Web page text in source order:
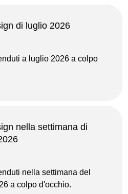
di luglio 2026
a luglio 2026 a colpo
nella settimana di
nella settimana del
a colpo d'occhio.